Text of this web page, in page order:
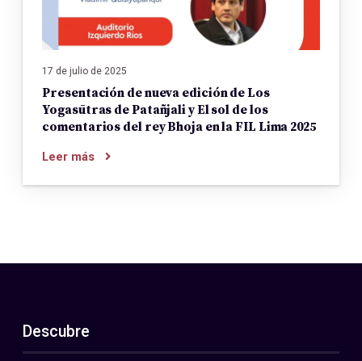
17 de julio de 2025
Presentación de nueva edición de Los
Yogasūtras de Patañjali y El sol de los
comentarios del rey Bhoja en la FIL Lima 2025
Leer más
Descubre